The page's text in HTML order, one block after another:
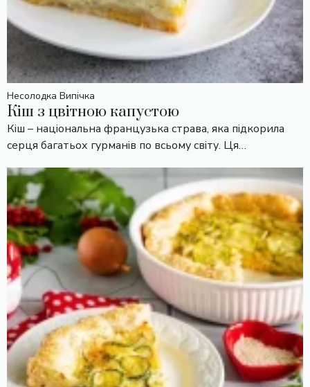
Несолодка Випічка
Кіш з цвітною капустою
Кіш – національна французька страва, яка підкорила
серця багатьох гурманів по всьому світу. Ця…